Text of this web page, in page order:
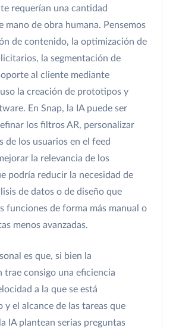
requerían una cantidad
mano de obra humana. Pensemos
de contenido, la optimización de
la segmentación de
al cliente mediante
la creación de prototipos y
En Snap, la IA puede ser
los filtros AR, personalizar
de los usuarios en el feed
la relevancia de los
podría reducir la necesidad de
de datos o de diseño que
funciones de forma más manual o
menos avanzadas.
es que, si bien la
trae consigo una eficiencia
a la que se está
y el alcance de las tareas que
IA plantean serias preguntas